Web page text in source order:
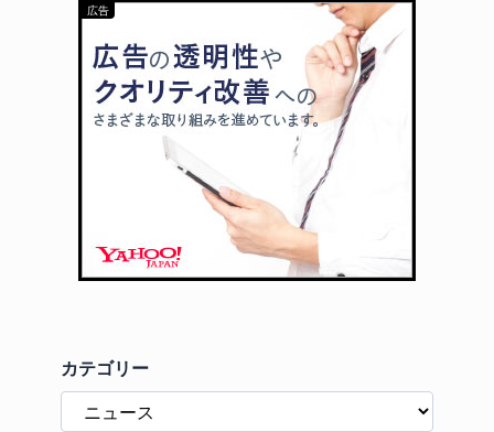
カテゴリー